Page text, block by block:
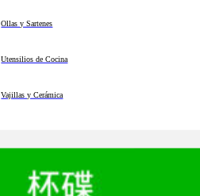
Ollas y Sartenes
Utensilios de Cocina
Vajillas y Cerámica